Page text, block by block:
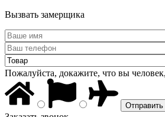
Вызвать замерщика
Пожалуйста, докажите, что вы